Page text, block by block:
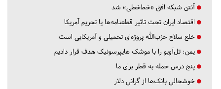
آنتن شبکه افق «خط‌خطی» شد
اقتصاد ایران تحت تاثیر قطعنامه‌ها یا تحریم‌ آمریکا
خلع سلاح حزب‌الله پروژه‌ای تحمیلی و آمریکایی است
یمن: تل‌آویو را با موشک هایپرسونیک هدف قرار دادیم
پنج درس‌ حمله به قطر برای ما
خوشحالی بانک‌ها از گرانی دلار